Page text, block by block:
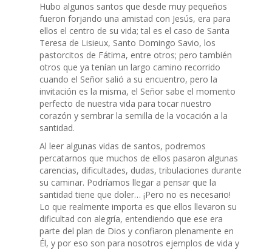
Hubo algunos santos que desde muy pequeños
fueron forjando una amistad con Jesús, era para
ellos el centro de su vida; tal es el caso de Santa
Teresa de Lisieux, Santo Domingo Savio, los
pastorcitos de Fátima, entre otros; pero también
otros que ya tenían un largo camino recorrido
cuando el Señor salió a su encuentro, pero la
invitación es la misma, el Señor sabe el momento
perfecto de nuestra vida para tocar nuestro
corazón y sembrar la semilla de la vocación a la
santidad.
Al leer algunas vidas de santos, podremos
percatarnos que muchos de ellos pasaron algunas
carencias, dificultades, dudas, tribulaciones durante
su caminar. Podríamos llegar a pensar que la
santidad tiene que doler… ¡Pero no es necesario!
Lo que realmente importa es que ellos llevaron su
dificultad con alegría, entendiendo que ese era
parte del plan de Dios y confiaron plenamente en
Él, y por eso son para nosotros ejemplos de vida y